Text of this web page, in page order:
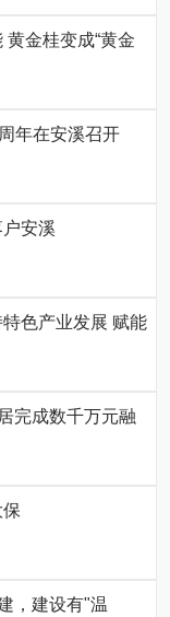
金桂变成“黄金
年在安溪召开
安溪
色产业发展 赋能
完成数千万元融
，建设有"温